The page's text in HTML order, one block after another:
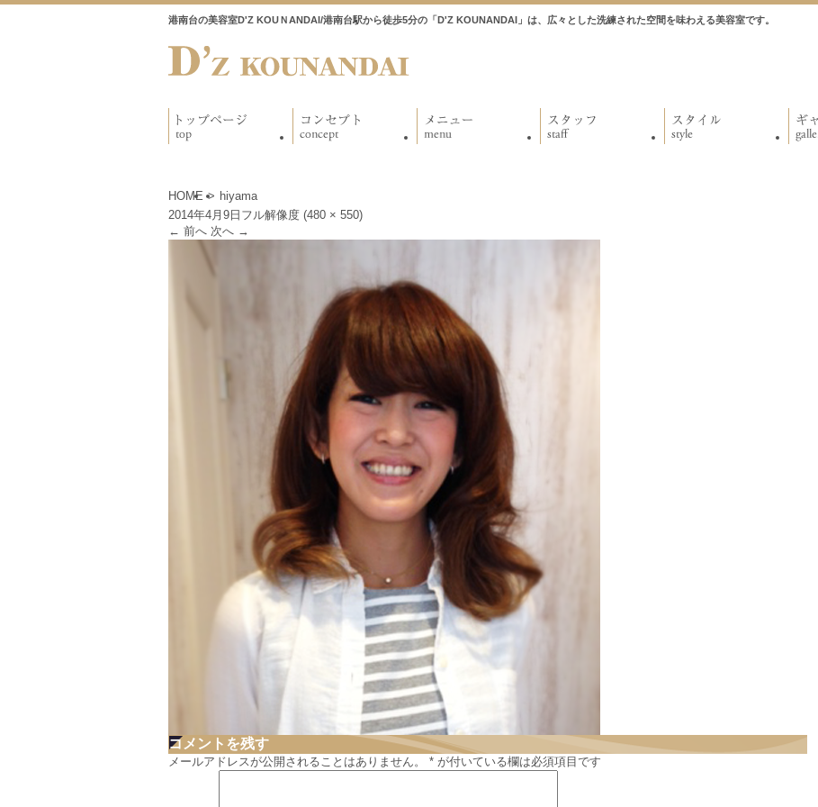
港南台の美容室D'Z KOUＮANDAI/港南台駅から徒歩5分の「D'Z KOUNANDAI」は、広々とした洗練された空間を味わえる美容室です。
HOME > hiyama
2014年4月9日 フル解像度 (480 × 550)
← 前へ 次へ →
コメントを残す
メールアドレスが公開されることはありません。 * が付いている欄は必須項目です